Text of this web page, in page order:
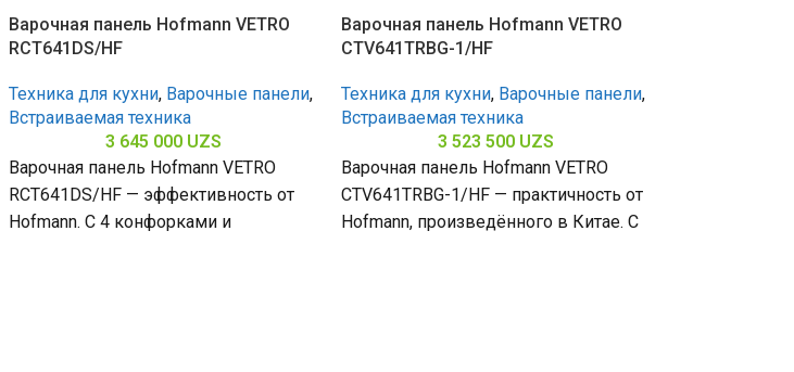
Варочная панель Hofmann VETRO
RCT641DS/HF
Техника для кухни, Варочные панели,
Встраиваемая техника
3 645 000 UZS
Варочная панель Hofmann VETRO
RCT641DS/HF — эффективность от
Hofmann. С 4 конфорками и
Варочная панель Hofmann VETRO
CTV641TRBG-1/HF
Техника для кухни, Варочные панели,
Встраиваемая техника
3 523 500 UZS
Варочная панель Hofmann VETRO
CTV641TRBG-1/HF — практичность от
Hofmann, произведённого в Китае. С